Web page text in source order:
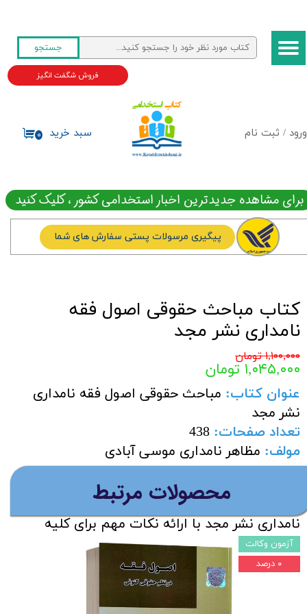
ورود / ثبت نام
حساب کاربری من
تغییر گذر واژه
جستجو
۰ سبد خرید
فروش شگفت انگیز
برای مشاهده جدیدترین اخبار استخدامی کشور ، کلیک کنید
پیگیری مرسولات پستی سفارش های شما
کتاب مباحث حقوقی اصول فقه
نامداری نشر مجد
۱,۱۰۰,۰۰۰ تومان
۱,۰۴۵,۰۰۰ تومان
عنوان کتاب: مباحث حقوقی اصول فقه نامداری
نشر مجد
تعداد صفحات:
438
مولف: مظاهر نامداری موسی آبادی
درباره کتاب :کتاب مباحث حقوقی اصول فقه
نامداری نشر مجد با ارائه نکات مهم برای کلیه
داوطلبان آزمون وکالت مناسب می باشد.
افزودن به سبد خرید
​محصولات مرتبط
آزمون وکالت
۰ درصد